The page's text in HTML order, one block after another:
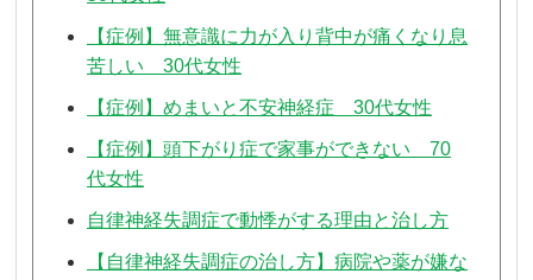
【症例】無意識に力が入り背中が痛くなり息
苦しい 30代女性
【症例】めまいと不安神経症 30代女性
【症例】頭下がり症で家事ができない 70
代女性
自律神経失調症で動悸がする理由と治し方
【自律神経失調症の治し方】病院や薬が嫌な